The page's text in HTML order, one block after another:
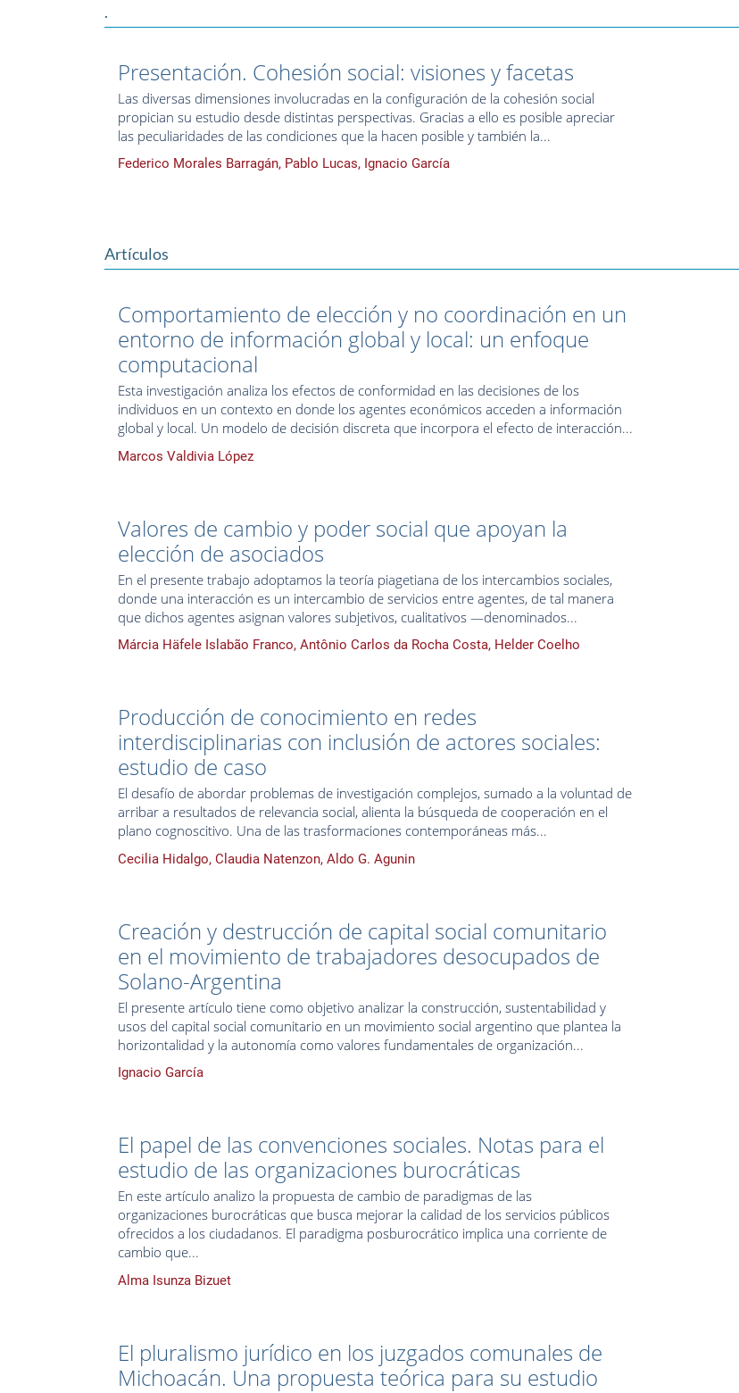
.
Presentación. Cohesión social: visiones y facetas
Las diversas dimensiones involucradas en la configuración de la cohesión social
propician su estudio desde distintas perspectivas. Gracias a ello es posible apreciar
las peculiaridades de las condiciones que la hacen posible y también la...
Federico Morales Barragán, Pablo Lucas, Ignacio García
Artículos
Comportamiento de elección y no coordinación en un
entorno de información global y local: un enfoque
computacional
Esta investigación analiza los efectos de conformidad en las decisiones de los
individuos en un contexto en donde los agentes económicos acceden a información
global y local. Un modelo de decisión discreta que incorpora el efecto de interacción...
Marcos Valdivia López
Valores de cambio y poder social que apoyan la
elección de asociados
En el presente trabajo adoptamos la teoría piagetiana de los intercambios sociales,
donde una interacción es un intercambio de servicios entre agentes, de tal manera
que dichos agentes asignan valores subjetivos, cualitativos —denominados...
Márcia Häfele Islabão Franco, Antônio Carlos da Rocha Costa, Helder Coelho
Producción de conocimiento en redes
interdisciplinarias con inclusión de actores sociales:
estudio de caso
El desafío de abordar problemas de investigación complejos, sumado a la voluntad de
arribar a resultados de relevancia social, alienta la búsqueda de cooperación en el
plano cognoscitivo. Una de las trasformaciones contemporáneas más...
Cecilia Hidalgo, Claudia Natenzon, Aldo G. Agunin
Creación y destrucción de capital social comunitario
en el movimiento de trabajadores desocupados de
Solano-Argentina
El presente artículo tiene como objetivo analizar la construcción, sustentabilidad y
usos del capital social comunitario en un movimiento social argentino que plantea la
horizontalidad y la autonomía como valores fundamentales de organización...
Ignacio García
El papel de las convenciones sociales. Notas para el
estudio de las organizaciones burocráticas
En este artículo analizo la propuesta de cambio de paradigmas de las
organizaciones burocráticas que busca mejorar la calidad de los servicios públicos
ofrecidos a los ciudadanos. El paradigma posburocrático implica una corriente de
cambio que...
Alma Isunza Bizuet
El pluralismo jurídico en los juzgados comunales de
Michoacán. Una propuesta teórica para su estudio